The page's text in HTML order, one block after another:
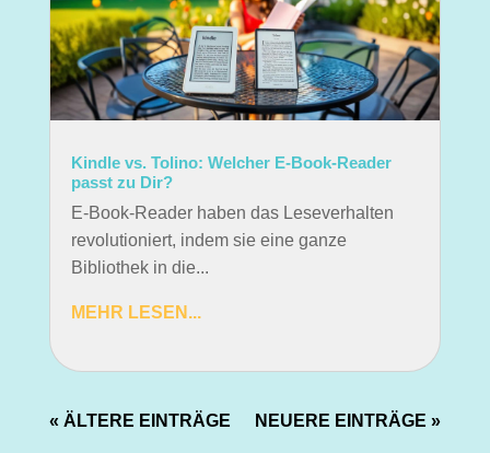
Kindle vs. Tolino: Welcher E-Book-Reader
passt zu Dir?
E-Book-Reader haben das Leseverhalten
revolutioniert, indem sie eine ganze
Bibliothek in die...
MEHR LESEN...
« ÄLTERE EINTRÄGE NEUERE EINTRÄGE »